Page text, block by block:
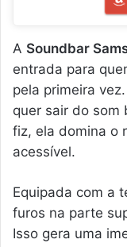
A Soundbar
entrada para
pela primeira
quer sair do som
fiz, ela domina o
acessível.
Equipada com a
furos na parte
Isso gera uma